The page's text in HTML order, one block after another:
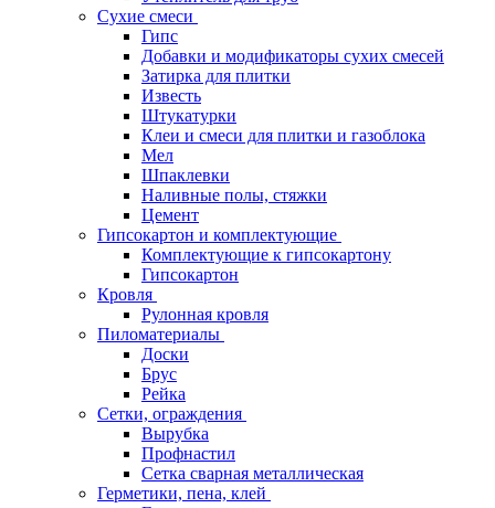
Сухие смеси
Гипс
Добавки и модификаторы сухих смесей
Затирка для плитки
Известь
Штукатурки
Клеи и смеси для плитки и газоблока
Мел
Шпаклевки
Наливные полы, стяжки
Цемент
Гипсокартон и комплектующие
Комплектующие к гипсокартону
Гипсокартон
Кровля
Рулонная кровля
Пиломатериалы
Доски
Брус
Рейка
Сетки, ограждения
Вырубка
Профнастил
Сетка сварная металлическая
Герметики, пена, клей